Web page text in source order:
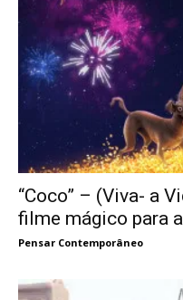
“Coco” – (Viva- a
filme mágico para
Pensar Contemporâneo